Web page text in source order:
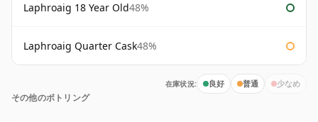
Laphroaig 18 Year Old48%
Laphroaig Quarter Cask48%
在庫状況: 良好 普通 少なめ
その他のボトリング